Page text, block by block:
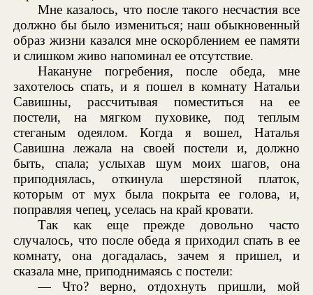
Мне казалось, что после такого несчастия все
должно бы было измениться; наш обыкновенный
образ жизни казался мне оскорблением ее памяти
и слишком живо напоминал ее отсутствие.
Накануне погребения, после обеда, мне
захотелось спать, и я пошел в комнату Натальи
Савишны, рассчитывая поместиться на ее
постели, на мягком пуховике, под теплым
стеганым одеялом. Когда я вошел, Наталья
Савишна лежала на своей постели и, должно
быть, спала; услыхав шум моих шагов, она
приподнялась, откинула шерстяной платок,
которым от мух была покрыта ее голова, и,
поправляя чепец, уселась на край кровати.
Так как еще прежде довольно часто
случалось, что после обеда я приходил спать в ее
комнату, она догадалась, зачем я пришел, и
сказала мне, приподнимаясь с постели:
— Что? верно, отдохнуть пришли, мой